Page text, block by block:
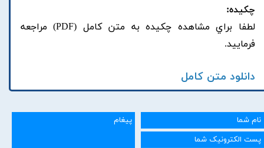
چکیده:
لطفا براي مشاهده چکيده به متن کامل (PDF) مراجعه
فرماييد.
دانلود متن کامل